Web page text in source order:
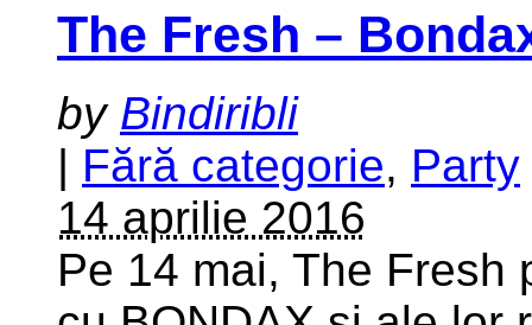
The Fresh –
by Bindiribli
| Fără categorie, Party
14 aprilie 2016
Pe 14 mai, The Fresh